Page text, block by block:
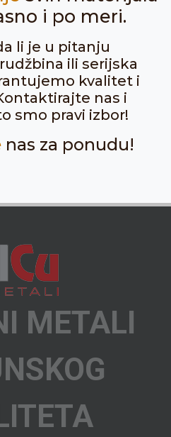
i po meri.
li je u pitanju
ili serijska
kvalitet i
nas i
smo pravi izbor!
nas za ponudu!
METALI